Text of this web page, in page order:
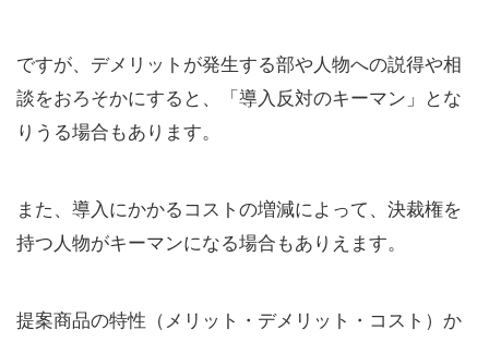
ですが、デメリットが発生する部や人物への説得や相
談をおろそかにすると、「導入反対のキーマン」とな
りうる場合もあります。
また、導入にかかるコストの増減によって、決裁権を
持つ人物がキーマンになる場合もありえます。
提案商品の特性（メリット・デメリット・コスト）か